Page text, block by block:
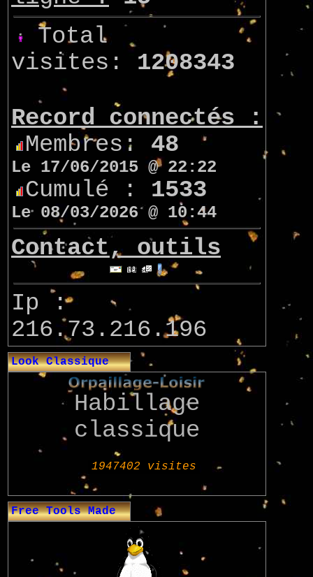
Total
visites:
1208343
Record connectés :
Membres: 48
Le 17/06/2015 @ 22:22
Cumulé : 1533
Le 08/03/2026 @ 10:44
Contact, outils
Ip :
216.73.216.196
Look Classique
Habillage
classique
Free Tools Made